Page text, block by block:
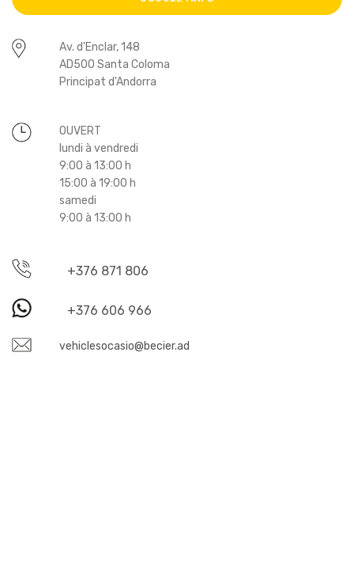
Av. d'Enclar, 148
AD500 Santa Coloma
Principat d'Andorra
OUVERT
lundi à vendredi
9:00 à 13:00 h
15:00 à 19:00 h
samedi
9:00 à 13:00 h
+376 871 806
+376 606 966
vehiclesocasio@becier.ad